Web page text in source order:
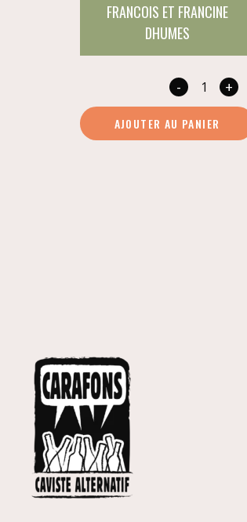
FRANCOIS ET FRANCINE
DHUMES
-
quantité
de
Jus
+
AJOUTER AU PANIER